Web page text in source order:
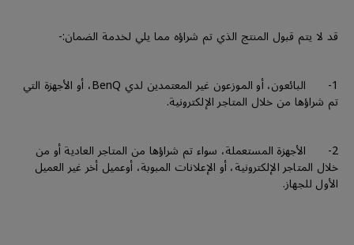
قد لا يتم قبول المنتج الذي تم شراؤه مما يلي لخدمة الضمان:-
1- البائعون، أو الموزعون غير المعتمدين لدي BenQ، أو الأجهزة التي
تم شراؤها من خلال المتاجر الإلكترونية.
2- الأجهزة المستعملة، سواء تم شراؤها من المتاجر العادية أو من
خلال المتاجر الإلكترونية، أو الإعلانات المبوبة، أوعميل أخر غير العميل
الأول للجهاز.